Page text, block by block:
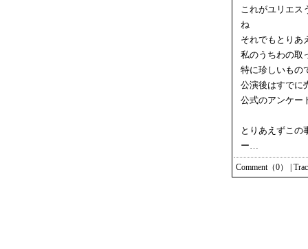
これがユリエス
ね
それでもとりあ
私のうちわの取
特に珍しいもの
公演後はすでに
公式のアンケー
とりあえずこの
ー…
Comment（0）